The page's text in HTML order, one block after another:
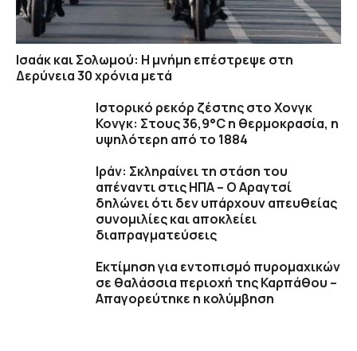
Ισαάκ και Σολωμού: Η μνήμη επέστρεψε στη
Δερύνεια 30 χρόνια μετά
Ιστορικό ρεκόρ ζέστης στο Χονγκ
Κονγκ: Στους 36,9°C η θερμοκρασία, η
υψηλότερη από το 1884
Ιράν: Σκληραίνει τη στάση του
απέναντι στις ΗΠΑ – Ο Αραγτσί
δηλώνει ότι δεν υπάρχουν απευθείας
συνομιλίες και αποκλείει
διαπραγματεύσεις
Εκτίμηση για εντοπισμό πυρομαχικών
σε θαλάσσια περιοχή της Καρπάθου –
Απαγορεύτηκε η κολύμβηση